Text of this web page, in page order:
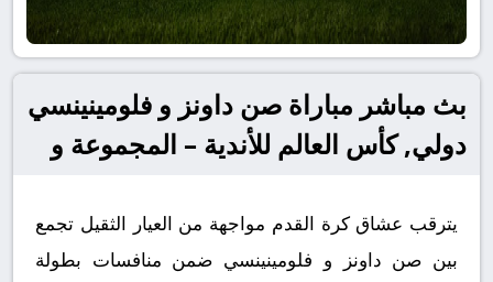
بث مباشر مباراة صن داونز و فلومينينسي
دولي, كأس العالم للأندية – المجموعة و
يترقب عشاق كرة القدم مواجهة من العيار الثقيل تجمع
بين صن داونز و فلومينينسي ضمن منافسات بطولة